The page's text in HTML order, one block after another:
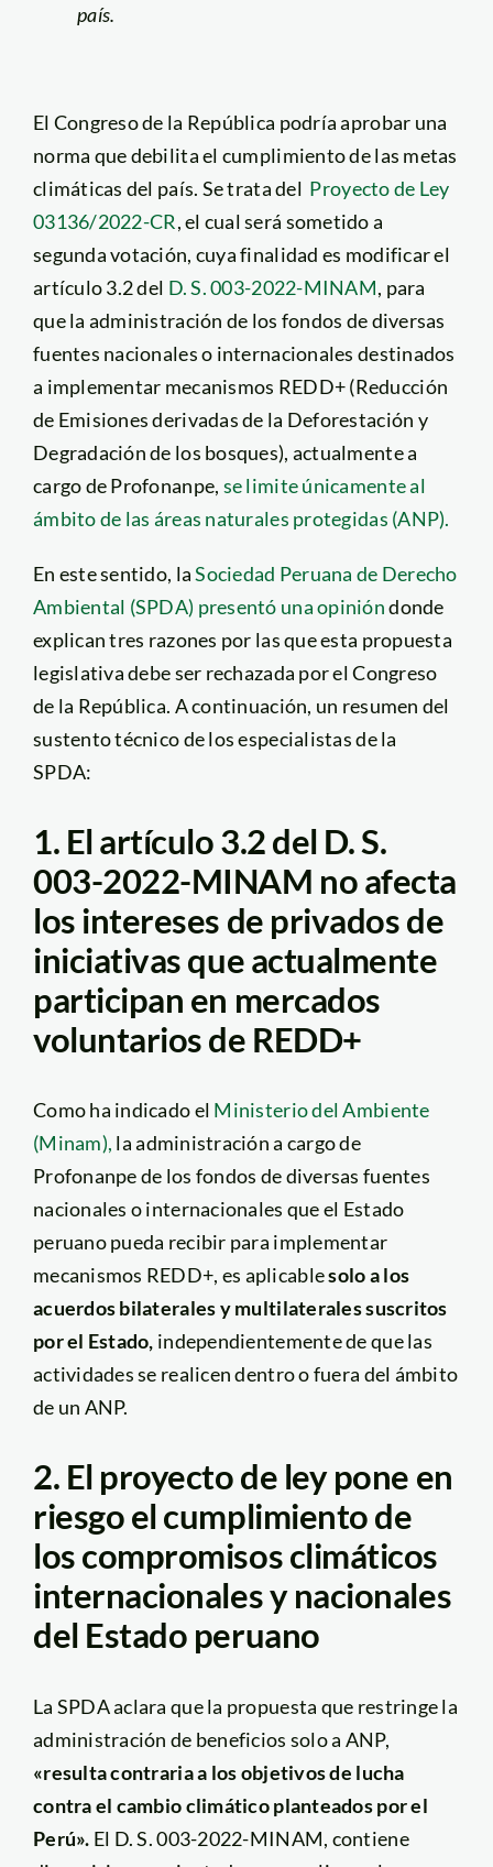
país.
El Congreso de la República podría aprobar una
norma que debilita el cumplimiento de las metas
climáticas del país. Se trata del Proyecto de Ley
03136/2022-CR, el cual será sometido a
segunda votación, cuya finalidad es modificar el
artículo 3.2 del D. S. 003-2022-MINAM, para
que la administración de los fondos de diversas
fuentes nacionales o internacionales destinados
a implementar mecanismos REDD+ (Reducción
de Emisiones derivadas de la Deforestación y
Degradación de los bosques), actualmente a
cargo de Profonanpe, se limite únicamente al
ámbito de las áreas naturales protegidas (ANP).
En este sentido, laSociedad Peruana de Derecho
Ambiental (SPDA) presentó una opinióndonde
explican tres razones por las que esta propuesta
legislativa debe ser rechazada por el Congreso
de la República. A continuación, un resumen del
sustento técnico de los especialistas de la
SPDA:
1. El artículo 3.2 del D. S.
003-2022-MINAM no afecta
los intereses de privados de
iniciativas que actualmente
participan en mercados
voluntarios de REDD+
Como ha indicado el Ministerio del Ambiente
(Minam), la administración a cargo de
Profonanpe de los fondos de diversas fuentes
nacionales o internacionales que el Estado
peruano pueda recibir para implementar
mecanismos REDD+, es aplicablesolo a los
acuerdos bilaterales y multilaterales suscritos
por el Estado, independientemente de que las
actividades se realicen dentro o fuera del ámbito
de un ANP.
2. El proyecto de ley pone en
riesgo el cumplimiento de
los compromisos climáticos
internacionales y nacionales
del Estado peruano
La SPDA aclara que la propuesta que restringe la
administración de beneficios solo a ANP,
«resulta contraria a los objetivos de lucha
contra el cambio climático planteados por el
Perú». El D. S. 003-2022-MINAM, contiene